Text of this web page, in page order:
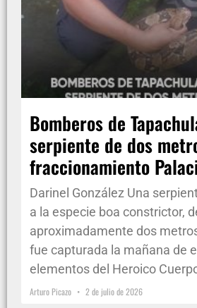
Bomberos de
serpiente de dos
fraccionamiento
Darinel González Una
a la especie boa constrictor,
aproximadamente dos
fue capturada la mañana de
elementos del Heroico
Arturo Picazo 2 de julio de 2026